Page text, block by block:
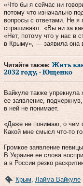
«Что бы я сейчас ни
потому что изначально
вопросы с ответами. Не я
спрашивают: «Вы ни за
«Нет, потому что у нас в
в Крыму», — заявила она
Читайте также: Жить
2032 году, - Ющенко
Вайкуле также упрекнула
ее заявление,
в ней не понимает.
«Даже не понимаю, о чем
Какой мне смысл что-то
Громкое заявление
В Украине ее слова
а в России резко
Крым Лайма Вайкуле